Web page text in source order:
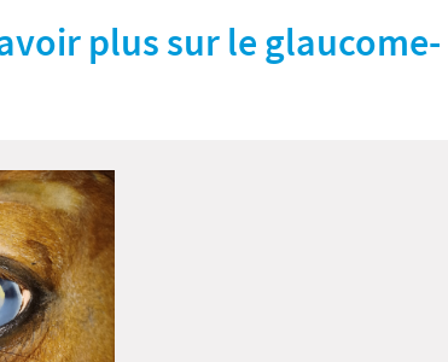
plus sur le